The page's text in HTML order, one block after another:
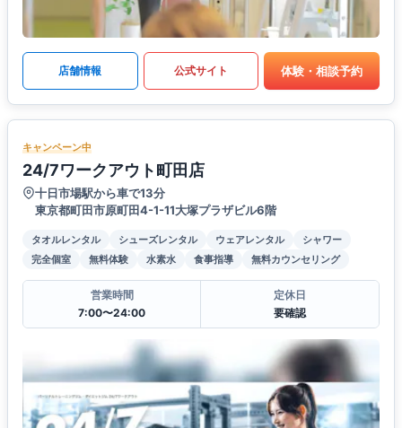
店舗情報 公式サイト 体験・相談予約
キャンペーン中
24/7ワークアウト町田店
十日市場駅から車で13分
東京都町田市原町田4-1-11大塚プラザビル6階
タオルレンタル シューズレンタル ウェアレンタル
シャワー
完全個室
無料体験 水素水 食事指導 無料カウンセリング
営業時間
7:00〜24:00
定休日
要確認